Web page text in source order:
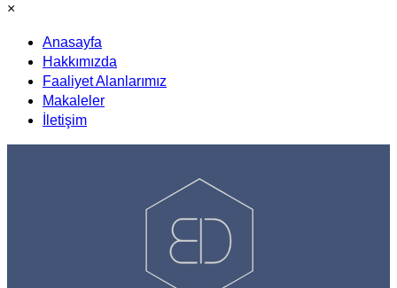
×
Anasayfa
Hakkımızda
Faaliyet Alanlarımız
Makaleler
İletişim